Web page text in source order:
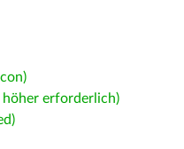
höher erforderlich)